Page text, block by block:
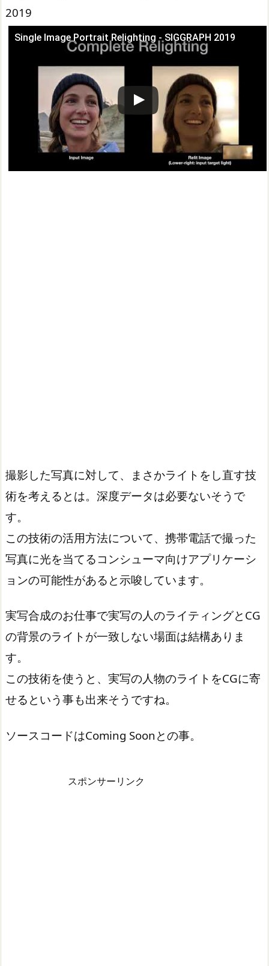
2019
Single Image Portrait Relighting - SIGGRAPH 2019
この動画を YouTube で視聴
撮影した写真に対して、まさかライトをし直す技
術を考えるとは。深度データは必要ないそうで
す。
この技術の活用方法について、携帯電話で撮った
写真に光を当てるコンシューマ向けアプリケーシ
ョンの可能性があると示唆しています。
実写合成のお仕事で実写の人のライティングとCG
の背景のライトが一致しない場面は結構ありま
す。
この技術を使うと、実写の人物のライトをCGに寄
せるという事も出来そうですね。
ソースコードはComing Soonとの事。
スポンサーリンク